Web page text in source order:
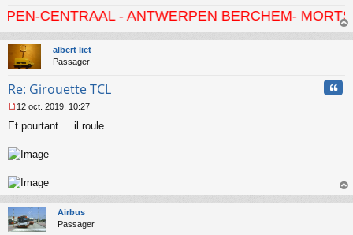
- ANTWERPEN BERCHEM- MORTSEL -
au
albert liet
Passager
Re: Girouette TCL
e
s
a
g
e
n
o
n
l
12 oct. 2019, 10:27
Et pourtant ... il roule.
au
Airbus
Passager